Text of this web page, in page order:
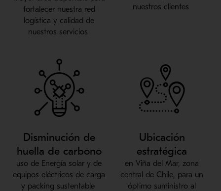
fortalecer nuestra red
logística y calidad de
nuestros servicios
nuestros clientes
Disminución de
huella de carbono
uso de Energía solar y de
equipos eléctricos de carga
y packing sustentable
Ubicación
estratégica
en Viña del Mar, zona
central de Chile, para un
óptimo suministro al